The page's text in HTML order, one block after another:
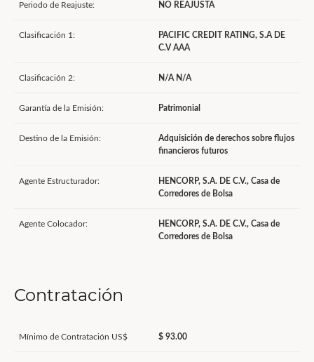
Periodo de Reajuste: NO REAJUSTA
Clasificación 1:
PACIFIC CREDIT RATING, S.A DE
C.V AAA
Clasificación 2: N/A N/A
Garantía de la Emisión: Patrimonial
Destino de la Emisión:
Adquisición de derechos sobre flujos
financieros futuros
Agente Estructurador:
HENCORP, S.A. DE C.V., Casa de
Corredores de Bolsa
Agente Colocador:
HENCORP, S.A. DE C.V., Casa de
Corredores de Bolsa
Contratación
Mínimo de Contratación US$ $ 93.00